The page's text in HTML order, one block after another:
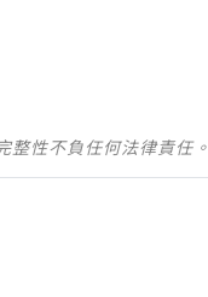
性不負任何法律責任。